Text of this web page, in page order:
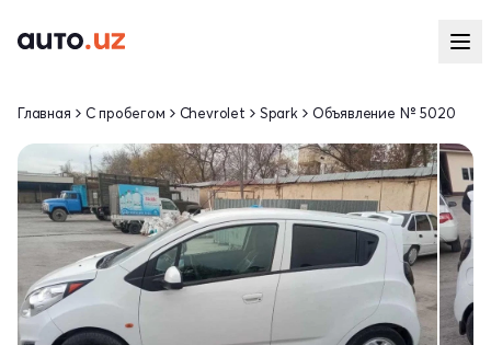
Главная С пробегом Chevrolet Spark Объявление № 5020